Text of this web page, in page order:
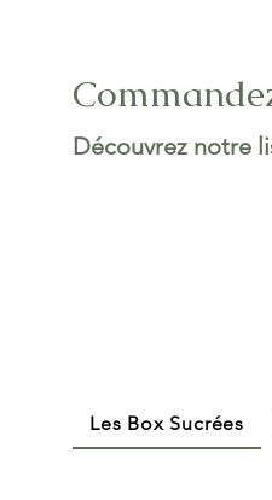
Découvrez notre
Les Box Sucrées